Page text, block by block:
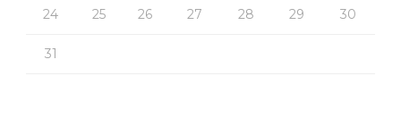
24 25 26 27 28 29 30
31